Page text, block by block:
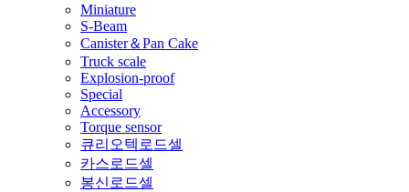
Miniature
S-Beam
Canister＆Pan Cake
Truck scale
Explosion-proof
Special
Accessory
Torque sensor
큐리오텍로드셀
카스로드셀
봉신로드셀